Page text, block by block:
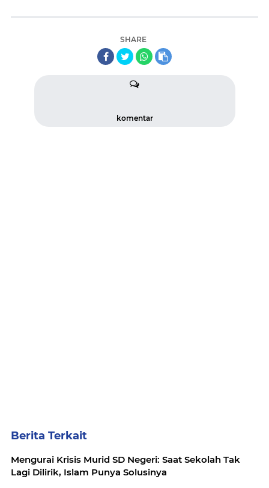
SHARE
komentar
Berita Terkait
Mengurai Krisis Murid SD Negeri: Saat Sekolah Tak
Lagi Dilirik, Islam Punya Solusinya